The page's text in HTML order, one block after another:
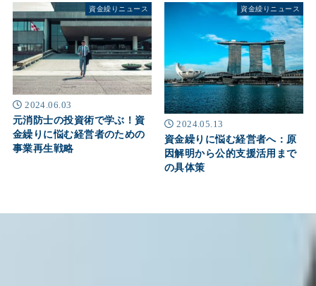
資金繰りニュース
2024.06.03
元消防士の投資術で学ぶ！資
金繰りに悩む経営者のための
事業再生戦略
資金繰りニュース
2024.05.13
資金繰りに悩む経営者へ：原
因解明から公的支援活用まで
の具体策